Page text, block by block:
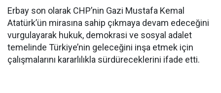
Erbay son olarak CHP’nin Gazi Mustafa Kemal
Atatürk’ün mirasına sahip çıkmaya devam edeceğini
vurgulayarak hukuk, demokrasi ve sosyal adalet
temelinde Türkiye’nin geleceğini inşa etmek için
çalışmalarını kararlılıkla sürdüreceklerini ifade etti.